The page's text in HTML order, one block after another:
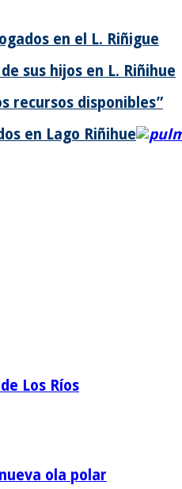
en el L. Riñigue
sus hijos en L. Riñihue
recursos disponibles”
en Lago Riñihue
Los Ríos
ola polar